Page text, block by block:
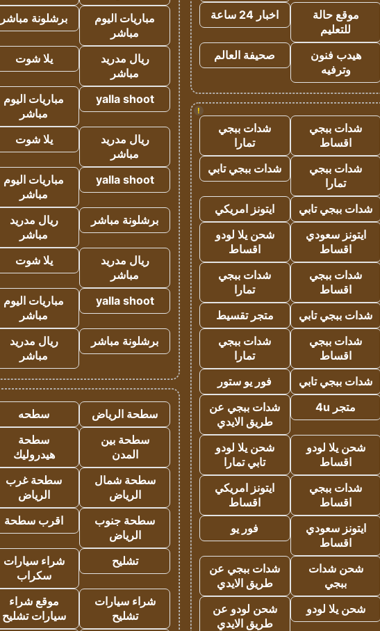
موقع حالة
للتعليم
اخبار 24 ساعة
هيدب فنون
وترفيه
صحيفة العالم
!
شدات ببجي
اقساط
شدات ببجي
تمارا
شدات ببجي
تمارا
شدات ببجي تابي
شدات ببجي تابي
ايتونز امريكي
ايتونز سعودي
اقساط
شحن يلا لودو
اقساط
شدات ببجي
اقساط
شدات ببجي
تمارا
شدات ببجي تابي
متجر تقسيط
شدات ببجي
اقساط
شدات ببجي
تمارا
شدات ببجي تابي
فور يو ستور
متجر 4u
شدات ببجي عن
طريق الايدي
شحن يلا لودو
اقساط
شحن يلا لودو
تابي تمارا
شدات ببجي
اقساط
ايتونز امريكي
اقساط
ايتونز سعودي
اقساط
فور يو
شحن شدات
ببجي
شدات ببجي عن
طريق الايدي
شحن يلا لودو
شحن لودو عن
طريق الايدي
مباريات اليوم
مباشر
برشلونة مباشر
ريال مدريد
مباشر
يلا شوت
yalla shoot
مباريات اليوم
مباشر
ريال مدريد
مباشر
يلا شوت
yalla shoot
مباريات اليوم
مباشر
برشلونة مباشر
ريال مدريد
مباشر
ريال مدريد
مباشر
يلا شوت
yalla shoot
مباريات اليوم
مباشر
برشلونة مباشر
ريال مدريد
مباشر
سطحة الرياض
سطحه
سطحة بين
المدن
سطحة
هيدروليك
سطحة شمال
الرياض
سطحة غرب
الرياض
سطحة جنوب
الرياض
اقرب سطحة
تشليح
شراء سيارات
سكراب
شراء سيارات
تشليح
موقع شراء
سيارات تشليح